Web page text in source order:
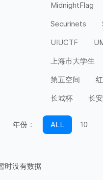
MidnightFlag
Securinets
UIUCTF
上海市大学生
第五空间
长城杯
长
年份： ALL 10
时没有数据